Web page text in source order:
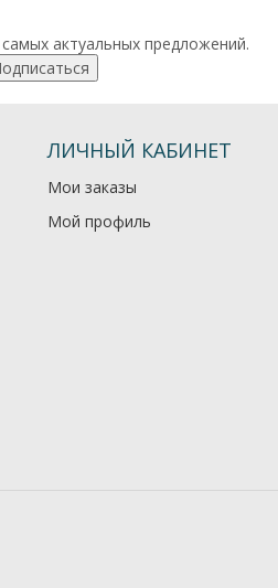
актуальных предложений.
ЛИЧНЫЙ КАБИНЕТ
Мои заказы
Мой профиль